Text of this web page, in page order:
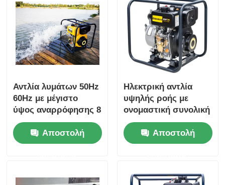
Αντλία λυμάτων 50Hz
60Hz με μέγιστο
ύψος αναρρόφησης 8
m και ονομαστικό
συνολικό
μανομετρικό ύψος 16
επεξεργασίας
Αποστολή
Ηλεκτρική αντλία
υψηλής ροής με
ονομαστική συνολική
μανομετρική πίεση
16m σχεδιασμένη για
την ενίσχυση της
εργασίες διαχείρισης
Αποστολή